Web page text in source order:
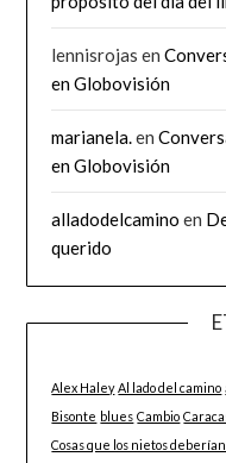
lennisrojas en
en Globovisión
marianela.en
en Globovisión
alladodelcamino en
querido
Alex Haley Al lado del camino
Bisonte blues Cambio
Cosas que los nietos